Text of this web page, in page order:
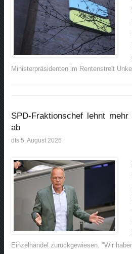
Ministerpräsidenten im Rentenstreit
SPD-Fraktionschef lehnt mehr
ab
dts 5. August 2026
Einzelhandel zurückgewiesen. "Wir